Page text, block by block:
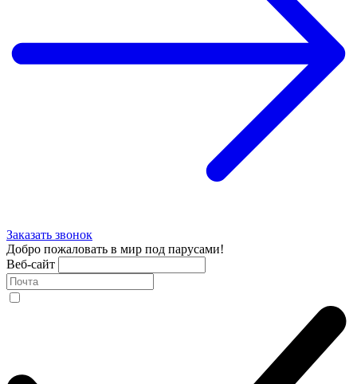
Заказать звонок
Добро пожаловать в мир под парусами!
Веб-сайт